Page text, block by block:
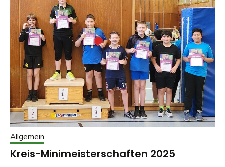
Allgemein
Kreis-Minimeisterschaften 2025